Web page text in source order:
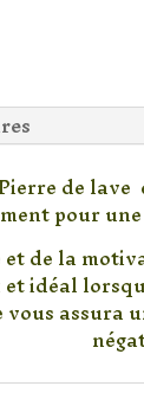
de
pour
de la
idéal
assura